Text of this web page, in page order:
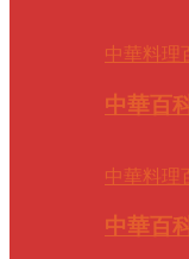
中華料理
中華百
中華料理
中華百